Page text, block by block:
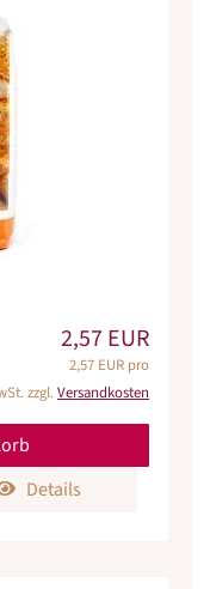
2,57 EUR
2,57 EUR pro
zzgl.Versandkosten
Details